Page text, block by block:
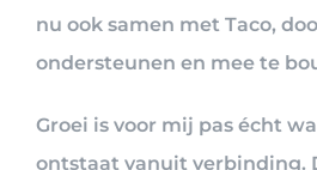
nu ook samen met Taco,
ondersteunen en mee te
Groei is voor mij pas écht
ontstaat vanuit verbinding.